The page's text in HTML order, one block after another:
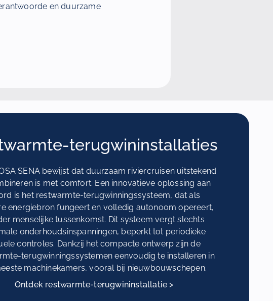
en duurzame
terugwininstallaties
SENA bewijst dat duurzaam riviercruisen uitstekend
is met comfort. Een innovatieve oplossing aan
is het restwarmte-terugwinningssysteem, dat als
energiebron fungeert en volledig autonoom opereert,
menselijke tussenkomst. Dit systeem vergt slechts
onderhoudsinspanningen, beperkt tot periodieke
controles. Dankzij het compacte ontwerp zijn de
terugwinningssystemen eenvoudig te installeren in
machinekamers, vooral bij nieuwbouwschepen.
Ontdek restwarmte-terugwininstallatie >